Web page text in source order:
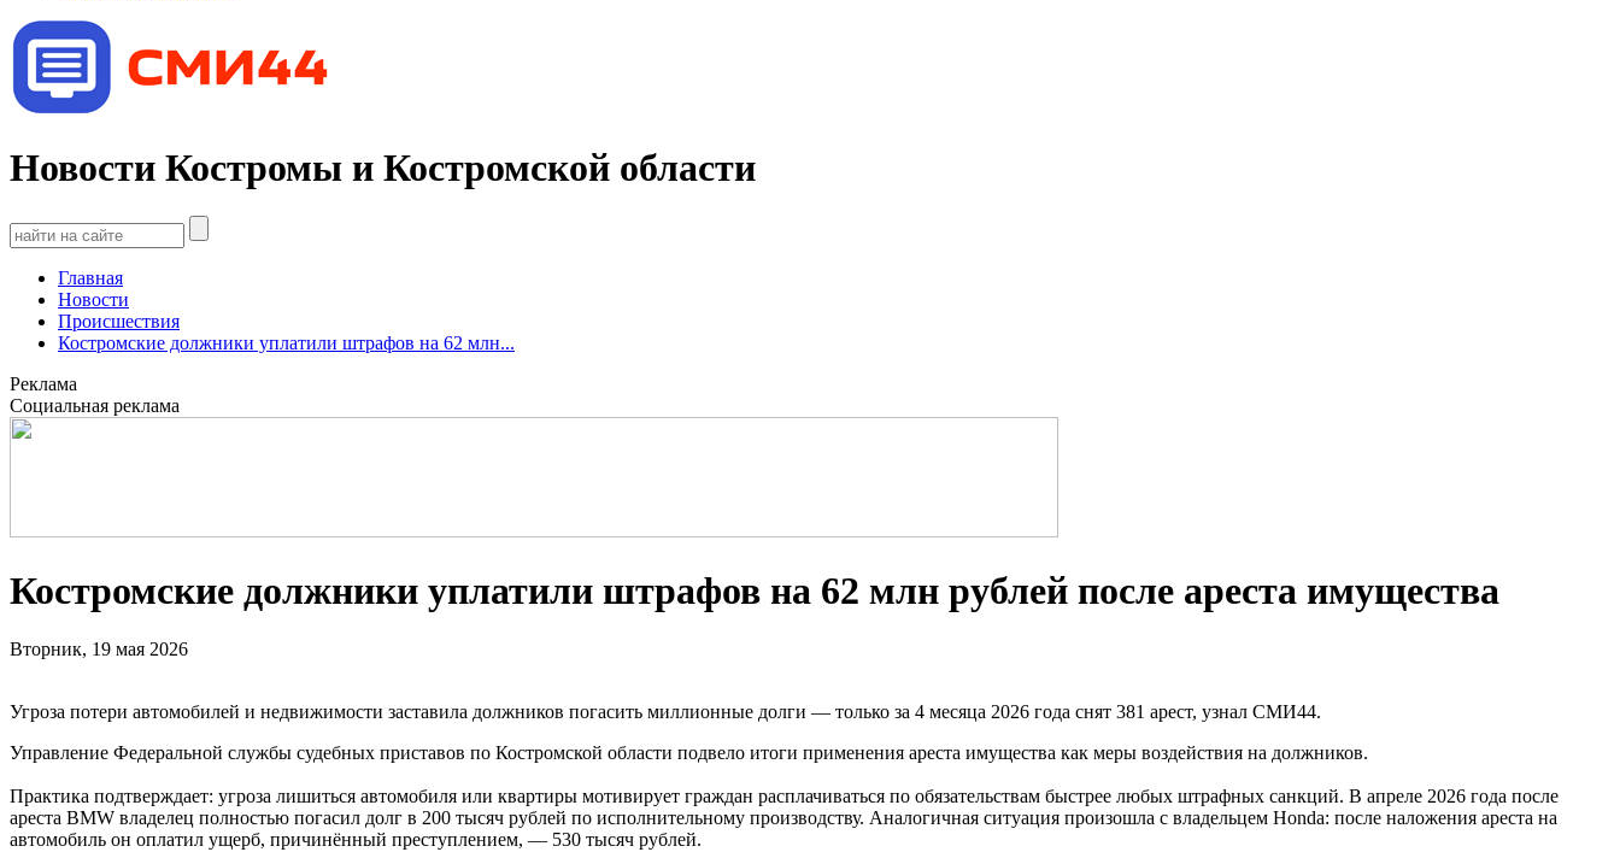
Новости Костромы и Костромской области
Главная
Новости
Происшествия
Костромские должники уплатили штрафов на 62 млн...
Реклама
Социальная реклама
Костромские должники уплатили штрафов на 62 млн рублей после ареста имущества
Вторник, 19 мая 2026
Угроза потери автомобилей и недвижимости заставила должников погасить миллионные долги — только за 4 месяца 2026 года снят 381 арест, узнал СМИ44.
Управление Федеральной службы судебных приставов по Костромской области подвело итоги применения ареста имущества как меры воздействия на должников.
Практика подтверждает: угроза лишиться автомобиля или квартиры мотивирует граждан расплачиваться по обязательствам быстрее любых штрафных санкций. В апреле 2026 года после
ареста BMW владелец полностью погасил долг в 200 тысяч рублей по исполнительному производству. Аналогичная ситуация произошла с владельцем Honda: после наложения ареста на
автомобиль он оплатил ущерб, причинённый преступлением, — 530 тысяч рублей.